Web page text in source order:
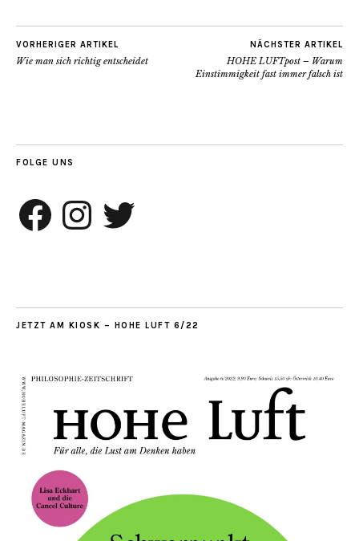
VORHERIGER ARTIKEL
Wie man sich richtig entscheidet
NÄCHSTER ARTIKEL
HOHE LUFTpost – Warum
Einstimmigkeit fast immer falsch ist
FOLGE UNS
Facebook InstagramTwitter
JETZT AM KIOSK – HOHE LUFT 6/22